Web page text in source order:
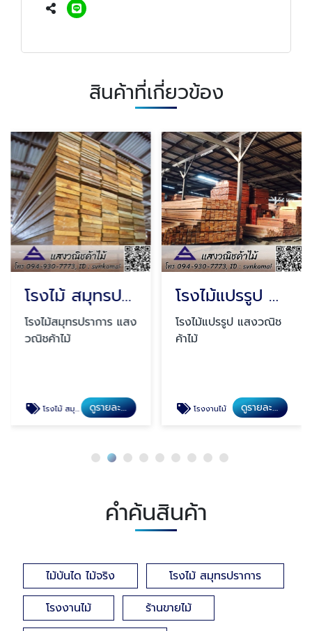
สินค้าที่เกี่ยวข้อง
โรงไม้ สมุทรปราการ
โรงไม้สมุทรปราการ แสง
วณิชค้าไม้
โรงไม้ สมุทรปราการ ดูรายละเอียด
โรงไม้แปรรูป สมุทรปราการ
โรงไม้แปรรูป แสงวณิช
ค้าไม้
โรงงานไม้ ดูรายละเอียด
คำค้นสินค้า
ไม้บันได ไม้จริง
โรงไม้ สมุทรปราการ
โรงงานไม้
ร้านขายไม้